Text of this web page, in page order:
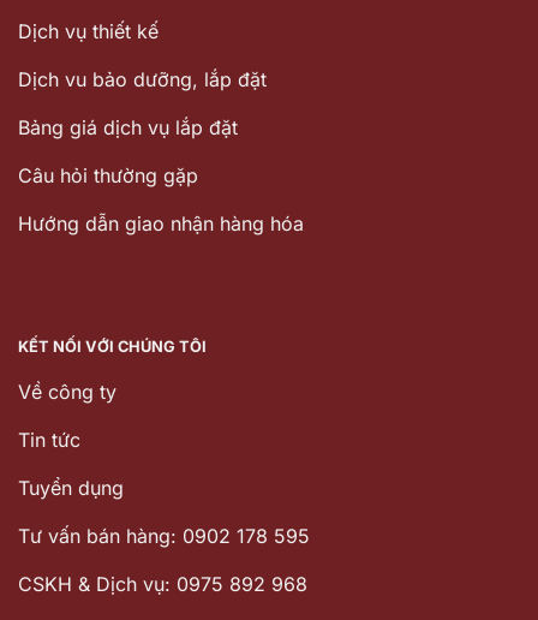
Dịch vụ thiết kế
Dịch vu bảo dưỡng, lắp đặt
Bảng giá dịch vụ lắp đặt
Câu hỏi thường gặp
Hướng dẫn giao nhận hàng hóa
KẾT NỐI VỚI CHÚNG TÔI
Về công ty
Tin tức
Tuyển dụng
Tư vấn bán hàng: 0902 178 595
CSKH & Dịch vụ: 0975 892 968